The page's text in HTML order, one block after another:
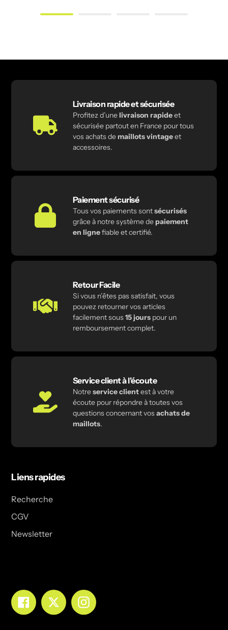
Livraison rapide et sécurisée
Profitez d’unelivraison rapideet
sécurisée partout en France pour tous
vos achats demaillots vintageet
accessoires.
Paiement sécurisé
Tous vos paiements sontsécurisés
grâce à notre système depaiement
en lignefiable et certifié.
Retour Facile
Si vous n’êtes pas satisfait, vous
pouvez retourner vos articles
facilement sous15 jourspour un
remboursement complet.
Service client à l'écoute
Notreservice clientest à votre
écoute pour répondre à toutes vos
questions concernant vosachats de
maillots.
Liens rapides
Recherche
CGV
Newsletter
FacebookTwitterInstagram